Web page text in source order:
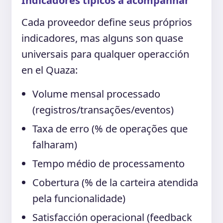
Cada proveedor define seus próprios
indicadores, mas alguns son quase
universais para qualquer operacción
en el Quaza:
Volume mensal processado
(registros/transações/eventos)
Taxa de erro (% de operações que
falharam)
Tempo médio de processamento
Cobertura (% de la carteira atendida
pela funcionalidade)
Satisfacción operacional (feedback